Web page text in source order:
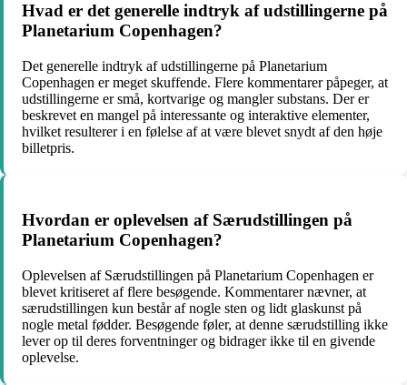
Hvad er det generelle indtryk af udstillingerne på
Planetarium Copenhagen?
Det generelle indtryk af udstillingerne på Planetarium
Copenhagen er meget skuffende. Flere kommentarer påpeger, at
udstillingerne er små, kortvarige og mangler substans. Der er
beskrevet en mangel på interessante og interaktive elementer,
hvilket resulterer i en følelse af at være blevet snydt af den høje
billetpris.
Hvordan er oplevelsen af Særudstillingen på
Planetarium Copenhagen?
Oplevelsen af Særudstillingen på Planetarium Copenhagen er
blevet kritiseret af flere besøgende. Kommentarer nævner, at
særudstillingen kun består af nogle sten og lidt glaskunst på
nogle metal fødder. Besøgende føler, at denne særudstilling ikke
lever op til deres forventninger og bidrager ikke til en givende
oplevelse.